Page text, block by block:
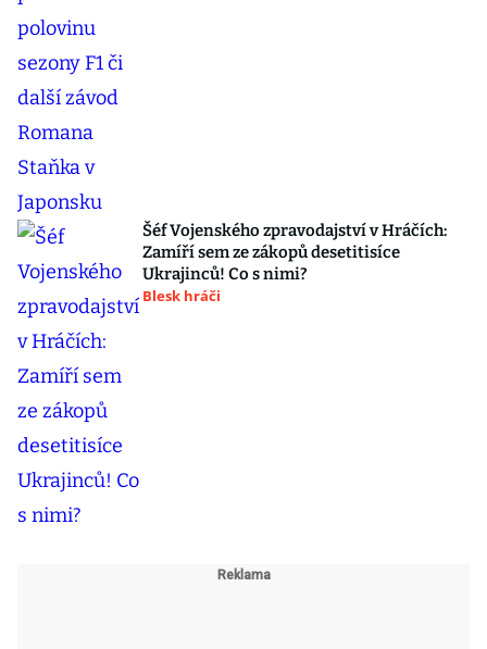
Šéf Vojenského zpravodajství v Hráčích:
Zamíří sem ze zákopů desetitisíce
Ukrajinců! Co s nimi?
Blesk hráči